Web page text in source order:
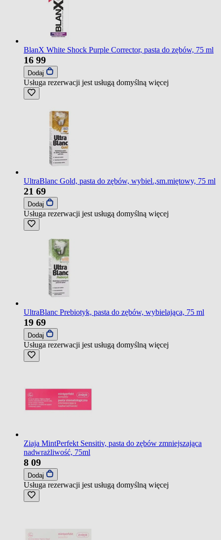
BlanX White Shock Purple Corrector, pasta do zębów, 75 ml
16 99
Dodaj
Usługa rezerwacji jest usługą domyślną więcej
UltraBlanc Gold, pasta do zębów, wybiel.,sm.miętowy, 75 ml
21 69
Dodaj
Usługa rezerwacji jest usługą domyślną więcej
UltraBlanc Prebiotyk, pasta do zębów, wybielająca, 75 ml
19 69
Dodaj
Usługa rezerwacji jest usługą domyślną więcej
Ziaja MintPerfekt Sensitiv, pasta do zębów zmniejszająca
nadwrażliwość, 75ml
8 09
Dodaj
Usługa rezerwacji jest usługą domyślną więcej